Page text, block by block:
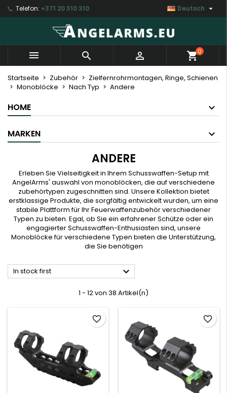
Telefon: +371 20 310 310 Deutsch 
   shopping_cart0
Startseite Zubehör
Zielfernrohrmontagen, Ringe, Schienen
Monoblöcke
Nach Typ Andere
HOME
MARKEN
ANDERE
Erleben Sie Vielseitigkeit in Ihrem Schusswaffen-Setup mit
AngelArms' auswahl von monoblöcken, die auf verschiedene
zubehörtypen zugeschnitten sind. Unsere Kollektion bietet
erstklassige Produkte, die sorgfältig entwickelt wurden, um eine
stabile Plattform für Ihr Feuerwaffenzubehör verschiedener
Typen zu bieten. Egal, ob Sie ein erfahrener Schütze oder ein
engagierter Schusswaffen-Enthusiasten sind, unsere
Monoblöcke für verschiedene Typen bieten die Unterstützung,
die Sie benötigen
In stock first 
1 - 12 von 38 Artikel(n)
favorite_border favorite_border
My wishlists ×
add_circle_outline Create new list
((modalTitle)) ×
((confirmMessage))
((cancelText)) ((modalDeleteText))
Wunschliste erstellen ×
Name der Wunschliste
Anmelden ×
Sie müssen angemeldet sein, um Artikel Ihrer
Wunschliste hinzufügen zu können.
Abbrechen